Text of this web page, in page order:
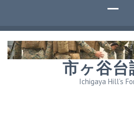
市ヶ谷台
Ichigaya Hill’s